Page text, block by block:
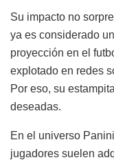
Su impacto no
ya es considerado
proyección en el
explotado en redes
Por eso, su
deseadas.
En el universo
jugadores suelen